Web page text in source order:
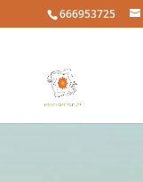
666953725